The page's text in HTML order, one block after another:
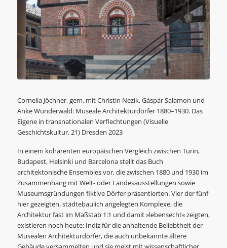
Cornelia Jöchner, gem. mit Christin Nezik, Gáspár Salamon und
Anke Wunderwald: Museale Architekturdörfer 1880–1930. Das
Eigene in transnationalen Verflechtungen (Visuelle
Geschichtskultur, 21) Dresden 2023
In einem kohärenten europäischen Vergleich zwischen Turin,
Budapest, Helsinki und Barcelona stellt das Buch
architektonische Ensembles vor, die zwischen 1880 und 1930 im
Zusammenhang mit Welt- oder Landesausstellungen sowie
Museumsgründungen fiktive Dörfer präsentierten. Vier der fünf
hier gezeigten, städtebaulich angelegten Komplexe, die
Architektur fast im Maßstab 1:1 und damit »lebensecht« zeigten,
existieren noch heute: Indiz für die anhaltende Beliebtheit der
Musealen Architekturdörfer, die auch unbekannte ältere